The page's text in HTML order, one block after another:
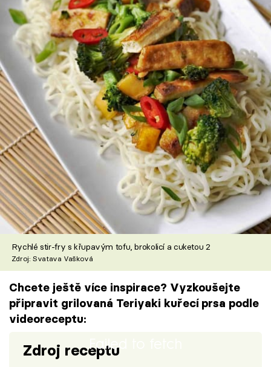
Rychlé stir-fry s křupavým tofu, brokolicí a cuketou 2
Zdroj: Svatava Vašková
Chcete ještě více inspirace? Vyzkoušejte
připravit grilovaná Teriyaki kuřecí prsa podle
videoreceptu:
Failed to fetch
Zdroj receptu